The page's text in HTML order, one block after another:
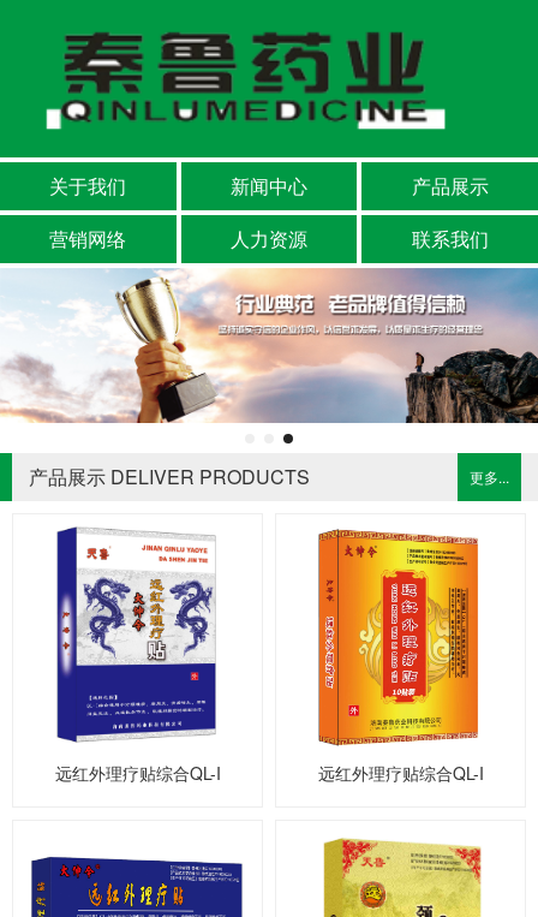
关于我们 新闻中心
产品展示
营销网络
人力资源 联系我们
更多...
产品展示 DELIVER PRODUCTS
远红外理疗贴综合QL-I 远红外理疗贴综合QL-I